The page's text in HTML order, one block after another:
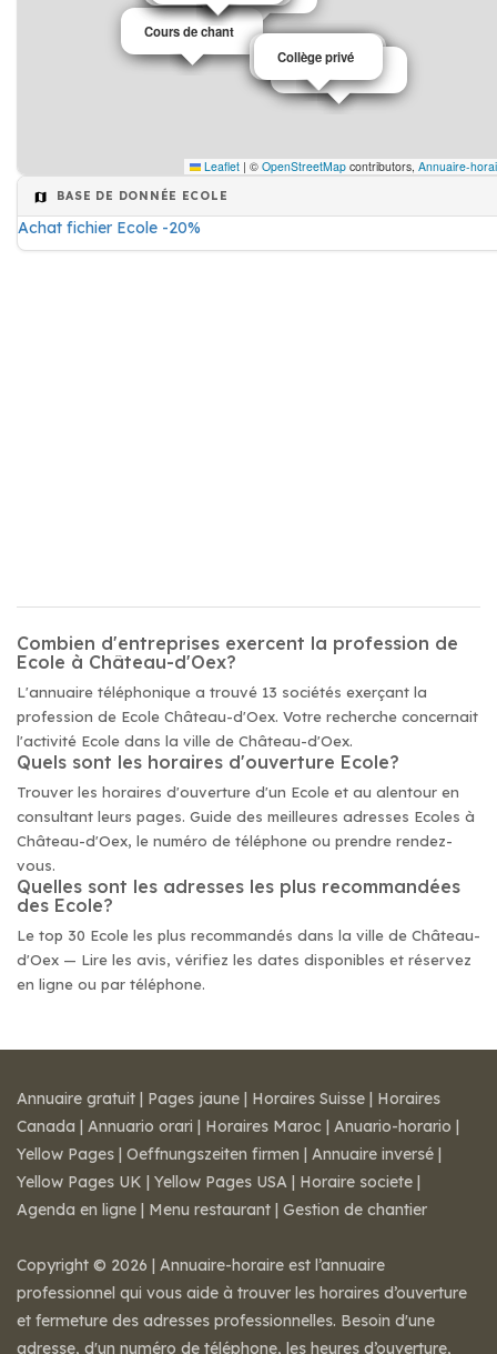
Ecole privé
Cours de chant
Ecole primaire
Auto-école
Ecole primaire
Auto-école
Collège privé
Leaflet | © OpenStreetMap contributors, Annuaire-
BASE DE DONNÉE ECOLE
Achat fichier Ecole -20%
Combien d'entreprises exercent la profession de
Ecole à Château-d'Oex?
L'annuaire téléphonique a trouvé 13 sociétés exerçant la
profession de Ecole Château-d'Oex. Votre recherche concernait
l'activité Ecole dans la ville de Château-d'Oex.
Quels sont les horaires d'ouverture Ecole?
Trouver les horaires d'ouverture d'un Ecole et au alentour en
consultant leurs pages. Guide des meilleures adresses Ecoles à
Château-d'Oex, le numéro de téléphone ou prendre rendez-
vous.
Quelles sont les adresses les plus recommandées
des Ecole?
Le top 30 Ecole les plus recommandés dans la ville de Château-
d'Oex — Lire les avis, vérifiez les dates disponibles et réservez
en ligne ou par téléphone.
Annuaire gratuit | Pages jaune | Horaires Suisse | Horaires
Canada | Annuario orari | Horaires Maroc | Anuario-horario |
Yellow Pages | Oeffnungszeiten firmen | Annuaire inversé |
Yellow Pages UK | Yellow Pages USA | Horaire societe |
Agenda en ligne | Menu restaurant | Gestion de chantier
Copyright © 2026 | Annuaire-horaire est l’annuaire
professionnel qui vous aide à trouver les horaires d’ouverture
et fermeture des adresses professionnelles. Besoin d'une
adresse, d'un numéro de téléphone, les heures d’ouverture,